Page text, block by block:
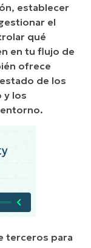
establecer
el
qué
en tu flujo de
ofrece
de los
y los
terceros para